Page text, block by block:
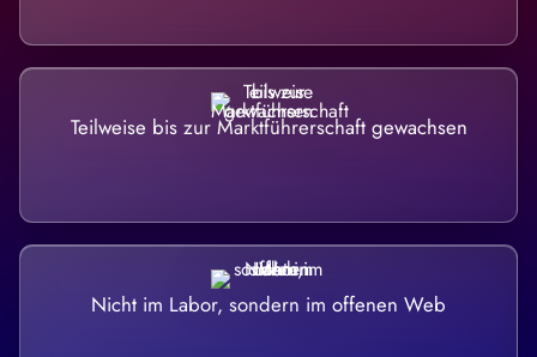
Teilweise bis zur Marktführerschaft gewachsen
Nicht im Labor, sondern im offenen Web